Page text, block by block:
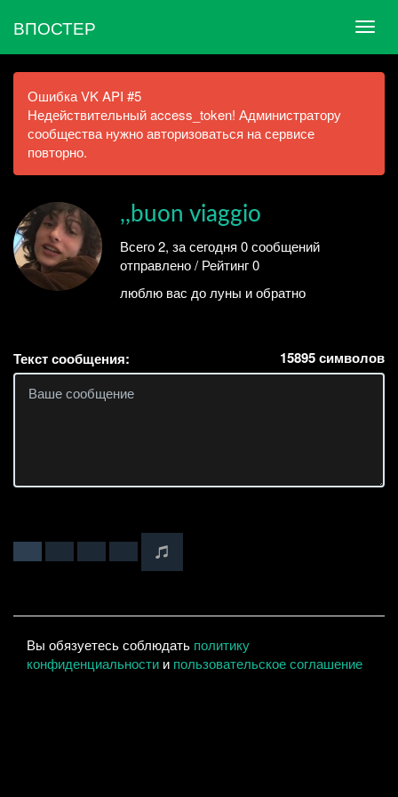
ВПОСТЕР
Ошибка VK API #5
Недействительный access_token! Администратору
сообщества нужно авторизоваться на сервисе
повторно.
,,buon viaggio
Всего 2, за сегодня 0 сообщений
отправлено / Рейтинг 0
люблю вас до луны и обратно
Текст сообщения: 15895символов
Вы обязуетесь соблюдать политику
конфиденциальности и пользовательское соглашение